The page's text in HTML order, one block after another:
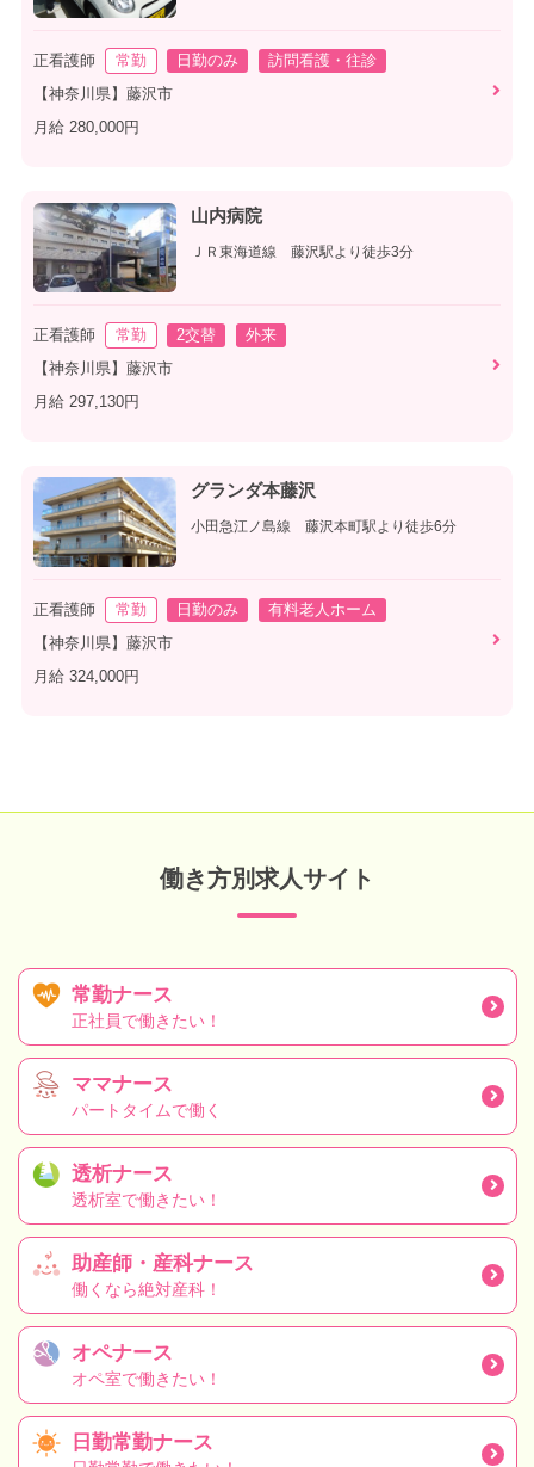
正看護師 常勤 日勤のみ
訪問看護・往診
【神奈川県】藤沢市
月給 280,000円
山内病院
ＪＲ東海道線 藤沢駅より徒歩3分
正看護師 常勤 2交替
外来
【神奈川県】藤沢市
月給 297,130円
グランダ本藤沢
小田急江ノ島線 藤沢本町駅より徒歩6分
正看護師 常勤 日勤のみ
有料老人ホーム
【神奈川県】藤沢市
月給 324,000円
働き方別求人サイト
常勤ナース
正社員で働きたい！
ママナース
パートタイムで働く
透析ナース
透析室で働きたい！
助産師・産科ナース
働くなら絶対産科！
オペナース
オペ室で働きたい！
日勤常勤ナース